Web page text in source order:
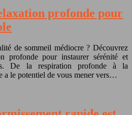
profonde pour
de sommeil médiocre ? Découvrez
profonde pour instaurer sérénité et
De la respiration profonde à la
a le potentiel de vous mener vers…